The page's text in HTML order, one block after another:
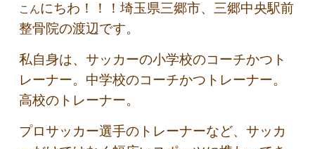
こんにちわ！！！埼玉県三郷市、三郷中央駅前
整骨院の渡辺です。
私自身は、サッカーの小学校のコーチかつト
レーナー。中学校のコーチかつトレーナー。
高校のトレーナー。
プロサッカー選手のトレーナーなど、サッカ